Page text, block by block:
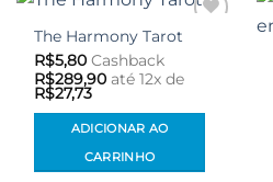
Adicionar
aos meus
desejos
The Harmony Tarot
R$5,80 Cashback
R$289,90 até 12x de
R$27,73
ADICIONAR AO
CARRINHO